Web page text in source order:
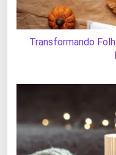
Transformando